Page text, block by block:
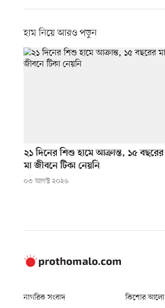
হাম নিয়ে আরও পড়ুন
২১ দিনের শিশু হামে আক্রান্ত, ১৫ বছরের
মা জীবনে টিকা নেয়নি
০৩ আগস্ট ২০২৬
নাগরিক সংবাদ কিশোর আলো